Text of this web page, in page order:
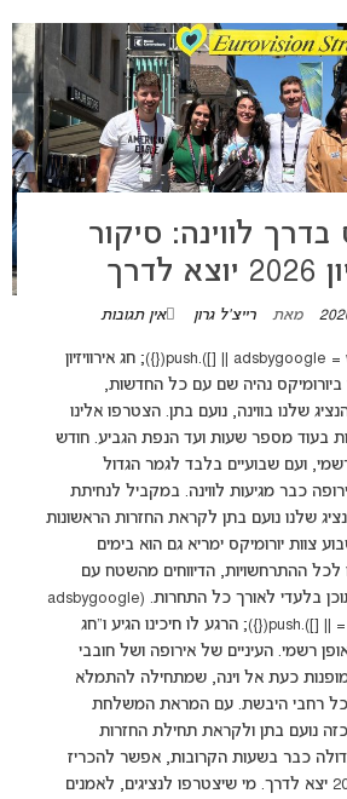
בדרך לווינה: סיקור
מאת רייצ'ל גרון אין תגובות
(adsbygoogle = window.adsbygoogle || []).push({}); חג אירוויזיון
ביורומיקס נהיה שם עם כל החדשות,
שלנו בווינה, נועם בתן. הצטרפו אלינו
בעוד מספר שעות ועד הנפת הגביע. חודש
רשמי, ועם שבועיים בלבד לגמר הגדול
כבר מגיעות לווינה. במקביל לנחיתת
שלנו נועם בתן לקראת החזרות הראשונות
צוות יורומיקס ימריא גם הוא בימים
לכל ההתרחשויות, הדיווחים מהשטח עם
עדכונים חיים, ראיונות ותוכן בלעדי לאורך כל התחרות. (adsbygoogle
= window.adsbygoogle || []).push({}); הרגע לו חיכינו הגיע ו“חג
רשמי. העיניים של אירופה ושל חובבי
כעת אל וינה, שמתחילה להתמלא
רחבי היבשת. עם המראת המשלחת
נועם בתן ולקראת תחילת החזרות
כבר בשעות הקרובות, אפשר להכריז
בהתרגשות: אירוויזיון 2026 יצא לדרך. מי שיצטרפו לנציגים, לאמנים